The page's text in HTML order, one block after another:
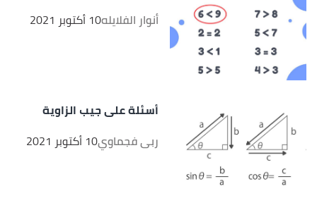
أنوار الفلايله10 أكتوبر 2021
أسئلة على جيب الزاوية
ربى فجماوي10 أكتوبر 2021